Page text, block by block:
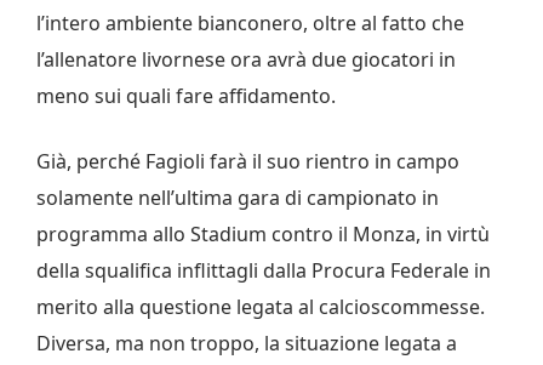
l’intero ambiente bianconero, oltre al fatto che
l’allenatore livornese ora avrà due giocatori in
meno sui quali fare affidamento.
Già, perché Fagioli farà il suo rientro in campo
solamente nell’ultima gara di campionato in
programma allo Stadium contro il Monza, in virtù
della squalifica inflittagli dalla Procura Federale in
merito alla questione legata al calcioscommesse.
Diversa, ma non troppo, la situazione legata a